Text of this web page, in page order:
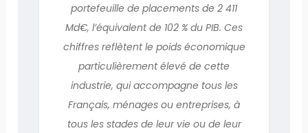
portefeuille de placements de 2 411
Md€, l’équivalent de 102 % du PIB. Ces
chiffres reflètent le poids économique
particulièrement élevé de cette
industrie, qui accompagne tous les
Français, ménages ou entreprises, à
tous les stades de leur vie ou de leur